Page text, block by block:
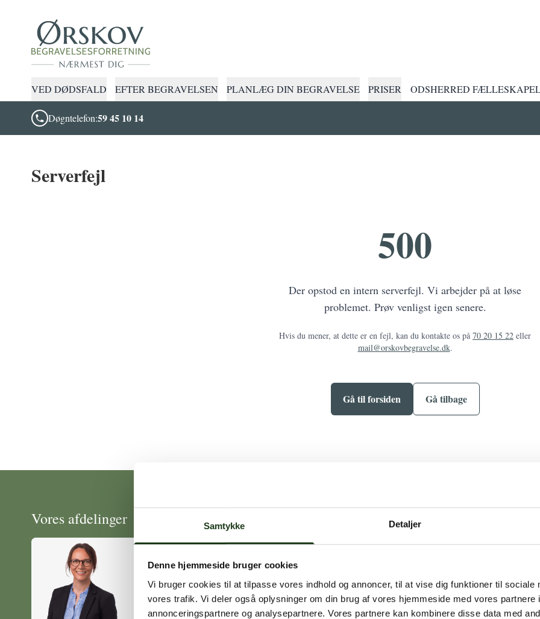
Samtykke Detaljer
Denne hjemmeside bruger cookies
Vi bruger cookies til at tilpasse vores indhold og annoncer, til at vise dig funktioner til sociale
vores trafik. Vi deler også oplysninger om din brug af vores hjemmeside med vores partnere
annonceringspartnere og analysepartnere. Vores partnere kan kombinere disse data med
VED DØDSFALD EFTER BEGRAVELSEN PLANLÆG DIN BEGRAVELSE PRISER ODSHERRED
Døgntelefon:59 45 10 14
Serverfejl
500
Der opstod en intern serverfejl. Vi arbejder på at løse
problemet. Prøv venligst igen senere.
Hvis du mener, at dette er en fejl, kan du kontakte os på 70 20 15 22 eller
mail@orskovbegravelse.dk.
Gå til forsiden Gå tilbage
Vores afdelinger
Heidi Ørskov
Holbæk
59 45 10 14
Nykøbing Sj.
59 91 99 77